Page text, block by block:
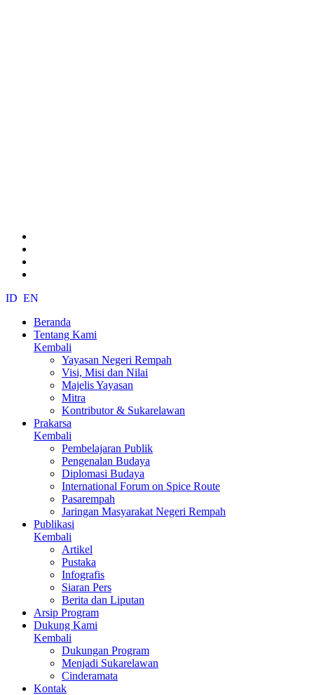
ID EN
Beranda
Tentang Kami
Kembali
Yayasan Negeri Rempah
Visi, Misi dan Nilai
Majelis Yayasan
Mitra
Kontributor & Sukarelawan
Prakarsa
Kembali
Pembelajaran Publik
Pengenalan Budaya
Diplomasi Budaya
International Forum on Spice Route
Pasarempah
Jaringan Masyarakat Negeri Rempah
Publikasi
Kembali
Artikel
Pustaka
Infografis
Siaran Pers
Berita dan Liputan
Arsip Program
Dukung Kami
Kembali
Dukungan Program
Menjadi Sukarelawan
Cinderamata
Kontak